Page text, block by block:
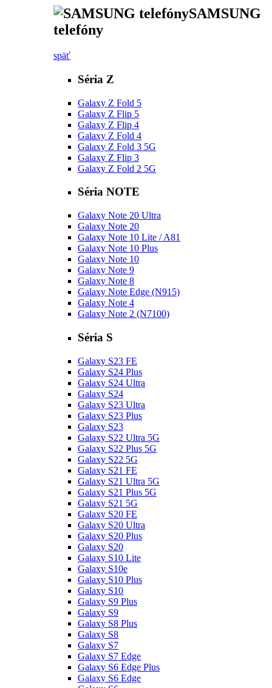
SAMSUNG
telefóny
späť
Séria Z
Galaxy Z Fold 5
Galaxy Z Flip 5
Galaxy Z Flip 4
Galaxy Z Fold 4
Galaxy Z Fold 3 5G
Galaxy Z Flip 3
Galaxy Z Fold 2 5G
Séria NOTE
Galaxy Note 20 Ultra
Galaxy Note 20
Galaxy Note 10 Lite / A81
Galaxy Note 10 Plus
Galaxy Note 10
Galaxy Note 9
Galaxy Note 8
Galaxy Note Edge (N915)
Galaxy Note 4
Galaxy Note 2 (N7100)
Séria S
Galaxy S23 FE
Galaxy S24 Plus
Galaxy S24 Ultra
Galaxy S24
Galaxy S23 Ultra
Galaxy S23 Plus
Galaxy S23
Galaxy S22 Ultra 5G
Galaxy S22 Plus 5G
Galaxy S22 5G
Galaxy S21 FE
Galaxy S21 Ultra 5G
Galaxy S21 Plus 5G
Galaxy S21 5G
Galaxy S20 FE
Galaxy S20 Ultra
Galaxy S20 Plus
Galaxy S20
Galaxy S10 Lite
Galaxy S10e
Galaxy S10 Plus
Galaxy S10
Galaxy S9 Plus
Galaxy S9
Galaxy S8 Plus
Galaxy S8
Galaxy S7
Galaxy S7 Edge
Galaxy S6 Edge Plus
Galaxy S6 Edge